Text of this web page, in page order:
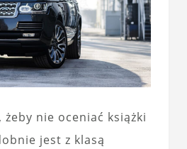
żeby nie oceniać książki
jest z klasą